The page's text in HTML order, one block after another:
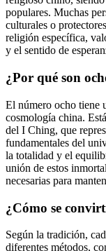
populares. Muchas
culturales o
religión específica,
y el sentido de
¿Por qué son
El número ocho tiene
cosmología china.
del I Ching, que
fundamentales del
la totalidad y el
unión de estos
necesarias para
¿Cómo se
Según la tradición,
diferentes métodos,